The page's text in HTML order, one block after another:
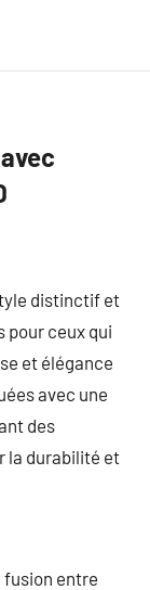
distinctif et
ceux qui
et élégance
avec une
des
la durabilité et
fusion entre